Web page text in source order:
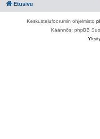
Etusivu
Keskustelufoorumin ohjelmisto
Käännös: phpBB